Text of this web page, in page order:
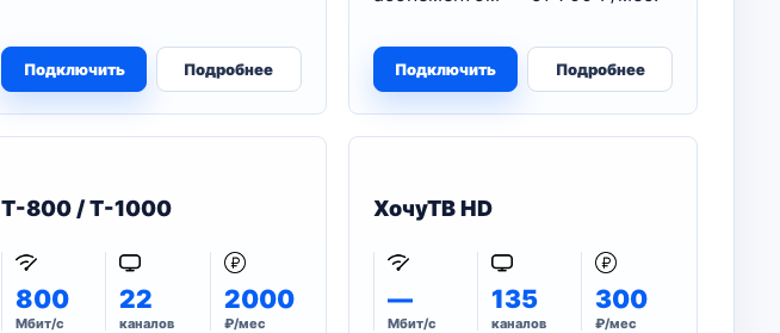
Подключить Подробнее Подключить Подробнее
T-800 / T-1000
800
Мбит/с
22
каналов
2000
₽/мес
ХочуТВ HD
—
Мбит/с
135
каналов
300
₽/мес